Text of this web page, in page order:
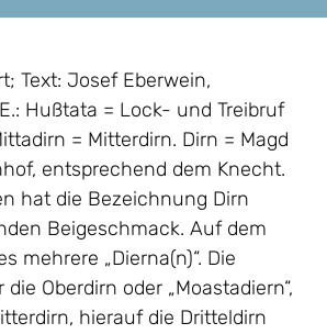
Text: Josef Eberwein,
Hußtata = Lock- und Treibruf
= Mitterdirn. Dirn = Magd
entsprechend dem Knecht.
hat die Bezeichnung Dirn
Beigeschmack. Auf dem
mehrere „Dierna(n)“. Die
Oberdirn oder „Moastadiern“,
hierauf die Dritteldirn